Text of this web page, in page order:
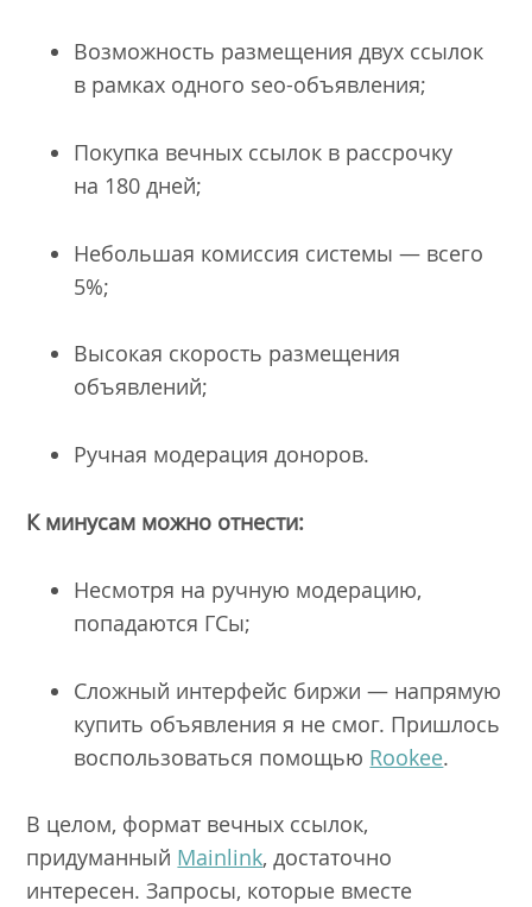
Возможность размещения двух ссылок
в рамках одного seo-объявления;
Покупка вечных ссылок в рассрочку
на 180 дней;
Небольшая комиссия системы — всего
5%;
Высокая скорость размещения
объявлений;
Ручная модерация доноров.
К минусам можно отнести:
Несмотря на ручную модерацию,
попадаются ГСы;
Сложный интерфейс биржи — напрямую
купить объявления я не смог. Пришлось
воспользоваться помощью Rookee.
В целом, формат вечных ссылок,
придуманный Mainlink, достаточно
интересен. Запросы, которые вместе